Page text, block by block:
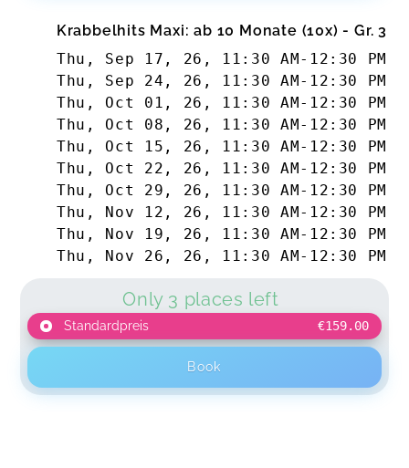
Krabbelhits Maxi: ab 10 Monate (10x) - Gr. 3
Thu, Sep 17, 26 , 11:30 AM- 12:30 PM
Thu, Sep 24, 26 , 11:30 AM- 12:30 PM
Thu, Oct 01, 26 , 11:30 AM- 12:30 PM
Thu, Oct 08, 26 , 11:30 AM- 12:30 PM
Thu, Oct 15, 26 , 11:30 AM- 12:30 PM
Thu, Oct 22, 26 , 11:30 AM- 12:30 PM
Thu, Oct 29, 26 , 11:30 AM- 12:30 PM
Thu, Nov 12, 26 , 11:30 AM- 12:30 PM
Thu, Nov 19, 26 , 11:30 AM- 12:30 PM
Thu, Nov 26, 26 , 11:30 AM- 12:30 PM
Only 3 places left
Standardpreis €159.00
Book